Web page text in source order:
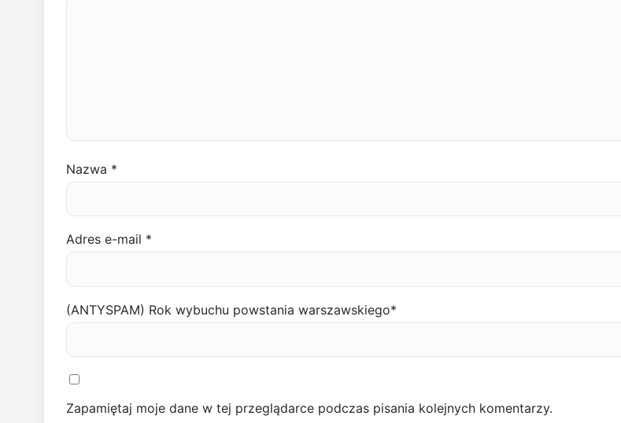
Nazwa *
Adres e-mail *
(ANTYSPAM) Rok wybuchu powstania warszawskiego*
Zapamiętaj moje dane w tej przeglądarce podczas pisania kolejnych komentarzy.